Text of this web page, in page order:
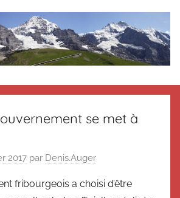
se met à
2017 par Denis.Auger
fribourgeois a choisi d’être